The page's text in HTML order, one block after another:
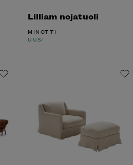
Lilliam nojatuoli
MINOTTI
UUSI